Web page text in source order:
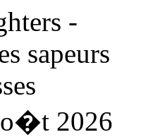
2026